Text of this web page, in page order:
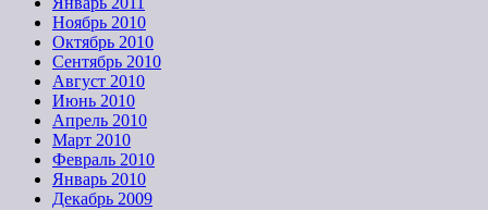
Ноябрь 2010
Октябрь 2010
Сентябрь 2010
Август 2010
Июнь 2010
Апрель 2010
Март 2010
Февраль 2010
Январь 2010
Декабрь 2009